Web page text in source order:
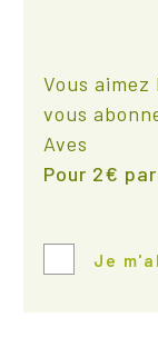
Vous
vous
Aves
Pour 2€
Je